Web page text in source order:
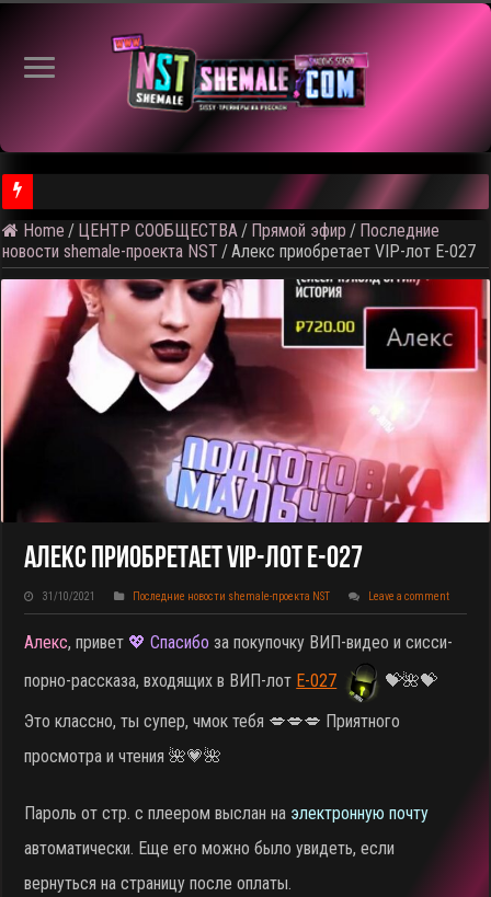
Home / ЦЕНТР СООБЩЕСТВА / Прямой эфир / Последние
новости shemale-проекта NST /Алекс приобретает VIP-лот E-027
Алекс Приобретает VIP-Лот E-027
31/10/2021 Последние новости shemale-проекта NST Leave a comment
Алекс, привет 💖 Спасибоза покупочку ВИП-видео и сисси-
порно-рассказа, входящих в ВИП-лот E-027
💝🌺💝
Это классно, ты супер, чмок тебя 💋💋💋 Приятного
просмотра и чтения 🌺💗🌺
Пароль от стр. с плеером выслан на электронную почту
автоматически. Еще его можно было увидеть, если
вернуться на страницу после оплаты.